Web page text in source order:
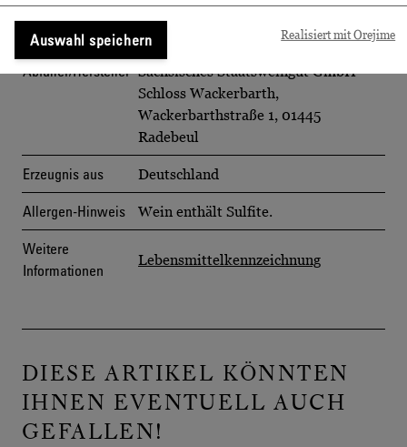
Auswahl speichern Realisiert mit Orejime
Säure 6,8 g/l
Abfüller/Hersteller Sächsisches Staatsweingut GmbH
Schloss Wackerbarth,
Wackerbarthstraße 1, 01445
Radebeul
Erzeugnis aus Deutschland
Allergen-Hinweis Wein enthält Sulfite.
Weitere
Informationen
Lebensmittelkennzeichnung
DIESE ARTIKEL KÖNNTEN
IHNEN EVENTUELL AUCH
GEFALLEN!